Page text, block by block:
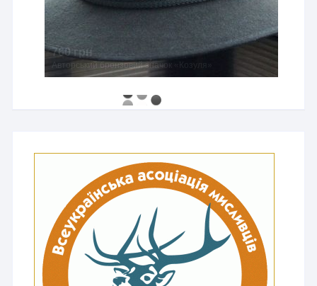
760 грн
Авторський бронзовий значок «Козуля»